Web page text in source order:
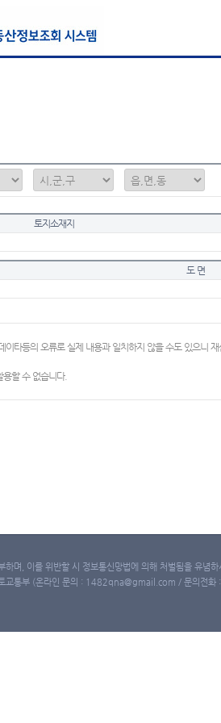
토지소재지
도 면
이타등의 오류로 실제 내용과 일치하지 않을 수도 있으니
할 수 없습니다.
며, 이를 위반할 시 정보통신망법에 의해 처벌됨을 유념하
교통부 (온라인 문의 : 1482qna@gmail.com / 문의전